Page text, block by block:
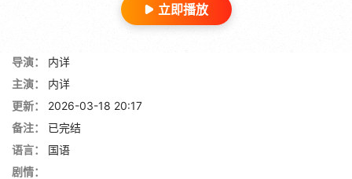
立即播放
导演：
内详
主演：
内详
更新：
2026-03-18 20:17
备注：
已完结
语言：
国语
剧情：